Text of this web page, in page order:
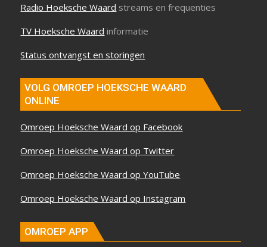
Radio Hoeksche Waard streams en frequenties
TV Hoeksche Waard informatie
Status ontvangst en storingen
VOLG OMROEP HOEKSCHE WAARD
ONLINE
Omroep Hoeksche Waard op Facebook
Omroep Hoeksche Waard op Twitter
Omroep Hoeksche Waard op YouTube
Omroep Hoeksche Waard op Instagram
OMROEP APP